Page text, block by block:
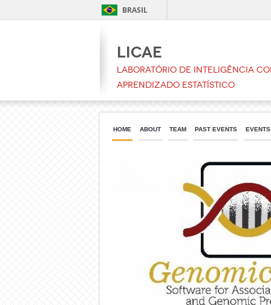
BRASIL
LICAE
Laboratório de Inteligência
Aprendizado Estatístico
HOME ABOUT TEAM PAST EVENTS EVENTS